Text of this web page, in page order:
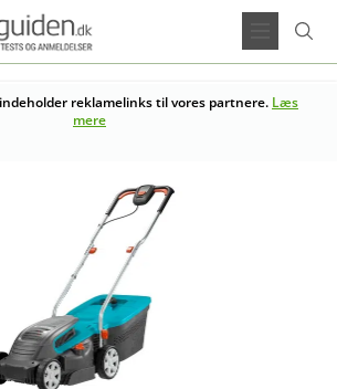
reklamelinks til vores partnere. Læs
mere